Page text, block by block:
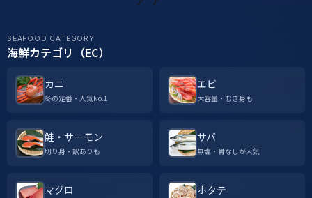
SEAFOOD CATEGORY
海鮮カテゴリ（EC）
カニ
冬の定番・人気No.1
エビ
大容量・むき身も
鮭・サーモン
切り身・訳ありも
サバ
無塩・骨なしが人気
マグロ ホタテ